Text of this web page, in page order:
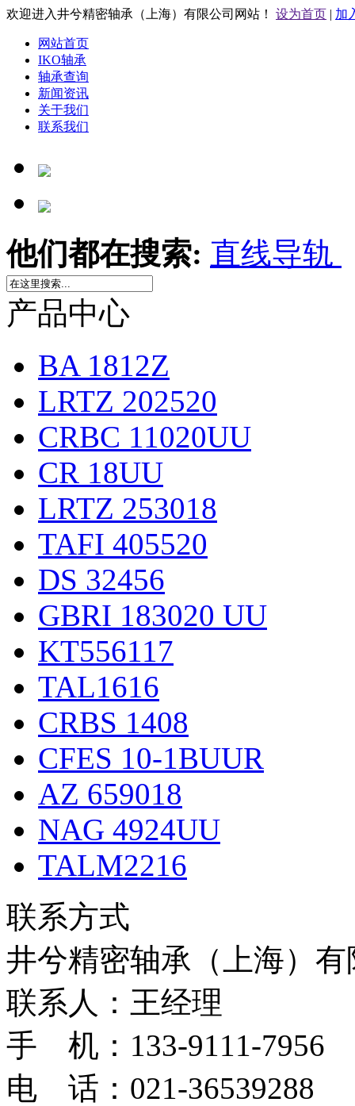
欢迎进入井兮精密轴承（上海）有限公司网站！ 设为首页 | 加
网站首页
IKO轴承
轴承查询
新闻资讯
关于我们
联系我们
他们都在搜索: 直线导轨
产品中心
BA 1812Z
LRTZ 202520
CRBC 11020UU
CR 18UU
LRTZ 253018
TAFI 405520
DS 32456
GBRI 183020 UU
KT556117
TAL1616
CRBS 1408
CFES 10-1BUUR
AZ 659018
NAG 4924UU
TALM2216
联系方式
井兮精密轴承（上海）有
联系人：王经理
手 机：133-9111-7956
电 话：021-36539288